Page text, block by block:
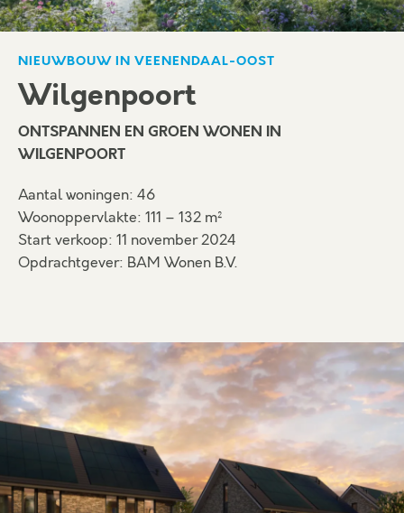
NIEUWBOUW IN VEENENDAAL-OOST
Wilgenpoort
ONTSPANNEN EN GROEN WONEN IN
WILGENPOORT
Aantal woningen: 46
Woonoppervlakte: 111 – 132 m²
Start verkoop: 11 november 2024
Opdrachtgever: BAM Wonen B.V.